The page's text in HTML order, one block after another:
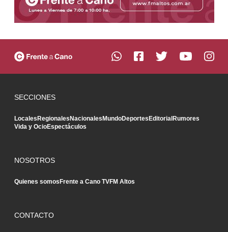
SECCIONES
LocalesRegionalesNacionalesMundoDeportesEditorialRumores
Vida y OcioEspectáculos
NOSOTROS
Quienes somosFrente a Cano TVFM Altos
CONTACTO